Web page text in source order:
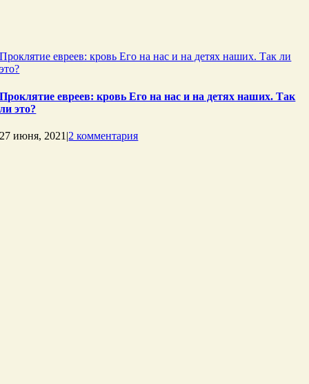
Проклятие евреев: кровь Его на нас и на детях наших. Так ли
это?
Проклятие евреев: кровь Его на нас и на детях наших. Так
ли это?
27 июня, 2021 |2 комментария